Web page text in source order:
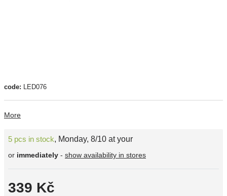
code: LED076
More
5 pcs in stock, Monday, 8/10 at your
or immediately - show availability in stores
339 Kč